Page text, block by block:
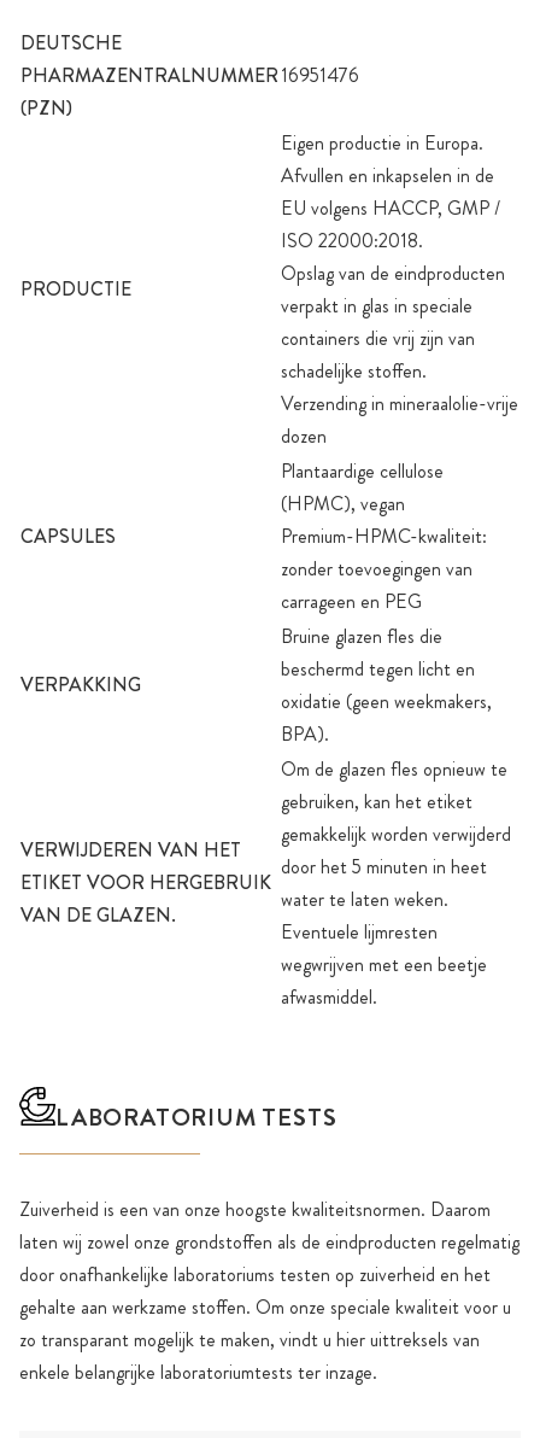
DEUTSCHE
PHARMAZENTRALNUMMER
(PZN)
16951476
PRODUCTIE
Eigen productie in Europa.
Afvullen en inkapselen in de
EU volgens HACCP, GMP /
ISO 22000:2018.
Opslag van de eindproducten
verpakt in glas in speciale
containers die vrij zijn van
schadelijke stoffen.
Verzending in mineraalolie-vrije
dozen
CAPSULES
Plantaardige cellulose
(HPMC), vegan
Premium-HPMC-kwaliteit:
zonder toevoegingen van
carrageen en PEG
VERPAKKING
Bruine glazen fles die
beschermd tegen licht en
oxidatie (geen weekmakers,
BPA).
VERWIJDEREN VAN HET
ETIKET VOOR HERGEBRUIK
VAN DE GLAZEN.
Om de glazen fles opnieuw te
gebruiken, kan het etiket
gemakkelijk worden verwijderd
door het 5 minuten in heet
water te laten weken.
Eventuele lijmresten
wegwrijven met een beetje
afwasmiddel.
LABORATORIUM TESTS
Zuiverheid is een van onze hoogste kwaliteitsnormen. Daarom
laten wij zowel onze grondstoffen als de eindproducten regelmatig
door onafhankelijke laboratoriums testen op zuiverheid en het
gehalte aan werkzame stoffen. Om onze speciale kwaliteit voor u
zo transparant mogelijk te maken, vindt u hier uittreksels van
enkele belangrijke laboratoriumtests ter inzage.